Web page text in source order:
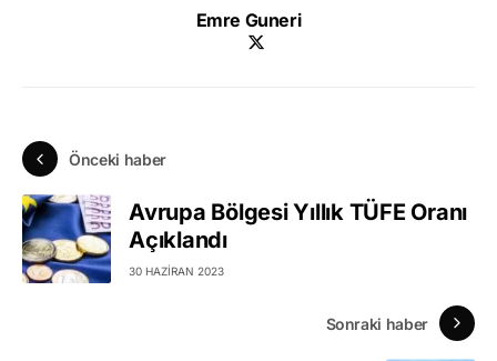
Emre Guneri
Önceki haber
Avrupa Bölgesi Yıllık TÜFE Oranı
Açıklandı
30 HAZIRAN 2023
Sonraki haber